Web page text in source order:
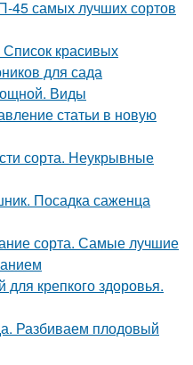
45 самых лучших сортов
красивых
для сада
Виды
статьи в новую
сорта. Неукрывные
Посадка саженца
сорта. Самые лучшие
крепкого здоровья.
Разбиваем плодовый